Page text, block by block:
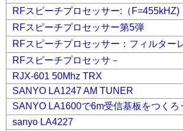
RFスピーチプロセッサー:（F=455kHZ)
RFスピーチプロセッサー第5弾
RFスピーチプロセッサー：フィルター
RFスピーチプロセッサ－
RJX-601 50Mhz TRX
SANYO LA1247 AM TUNER
SANYO LA1600で6m受信基板をつくろ
sanyo LA4227